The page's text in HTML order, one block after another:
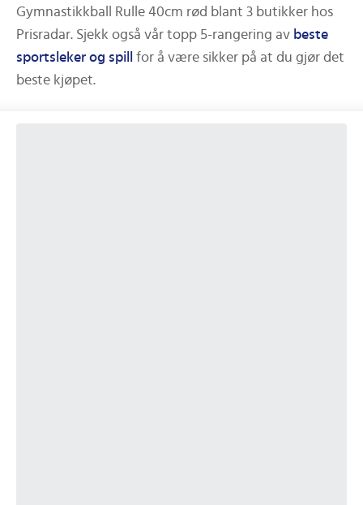
Gymnastikkball Rulle 40cm rød blant 3 butikker hos
Prisradar. Sjekk også vår topp 5-rangering av beste
sportsleker og spill
for å være sikker på at du gjør det
beste kjøpet.